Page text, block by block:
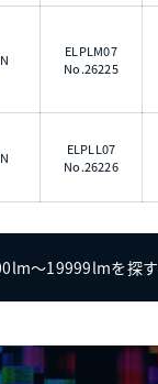
ELPLM07
No.26225
ELPLL07
No.26226
〜19999lmを探す